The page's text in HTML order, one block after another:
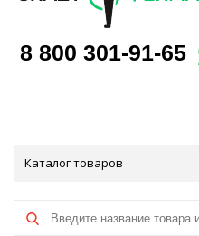
Социальный контракт
Любимая
8 800 301-91-65
Каталог товаров